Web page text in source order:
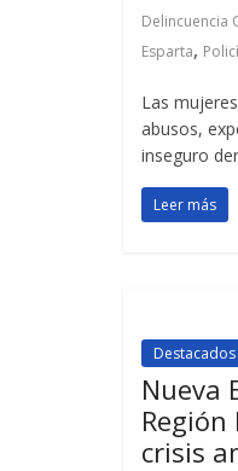
Delincuencia
Esparta,
Las
abusos,
inseguro
Leer más
Destacados
Nueva
crisis